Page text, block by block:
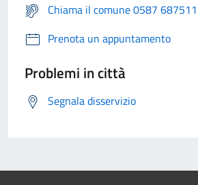
Chiama il comune 0587 687511
Prenota un appuntamento
Problemi in città
Segnala disservizio